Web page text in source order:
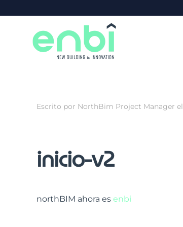
Skip to main content
Escrito por NorthBim Project Manager el
inicio-v2
northBIM ahora es enbi